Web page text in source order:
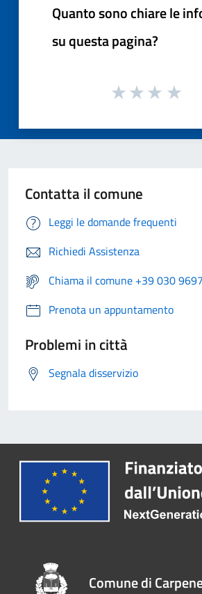
Quanto sono chiare le
su questa pagina?
Contatta il comune
Leggi le domande frequenti
Richiedi Assistenza
Chiama il comune +39 030
Prenota un appuntamento
Problemi in città
Segnala disservizio
Comune di